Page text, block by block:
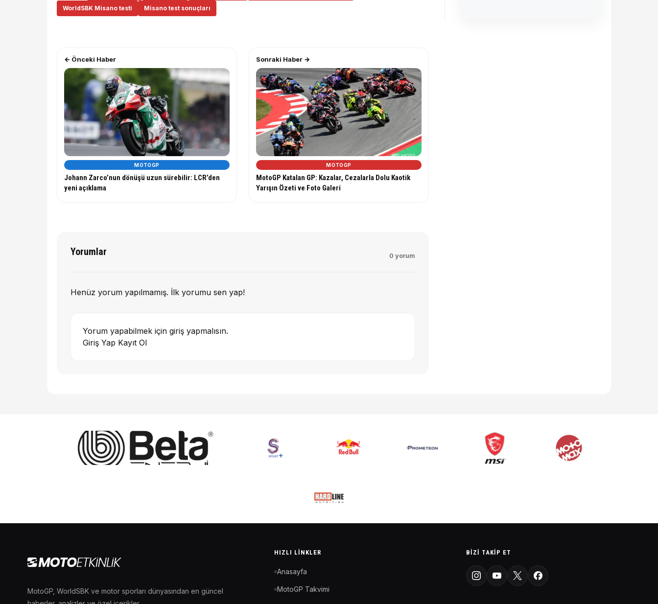
WorldSBK Misano testi Misano test sonuçları
← Önceki Haber
MOTOGP
Johann Zarco’nun dönüşü uzun sürebilir: LCR’den
yeni açıklama
Sonraki Haber →
MOTOGP
MotoGP Katalan GP: Kazalar, Cezalarla Dolu Kaotik
Yarışın Özeti ve Foto Galeri
Yorumlar 0 yorum
Henüz yorum yapılmamış. İlk yorumu sen yap!
Yorum yapabilmek için giriş yapmalısın.
Giriş Yap Kayıt Ol
MotoGP, WorldSBK ve motor sporları dünyasından en güncel
HIZLI LINKLER
Anasayfa
MotoGP Takvimi
BIZI TAKIP ET